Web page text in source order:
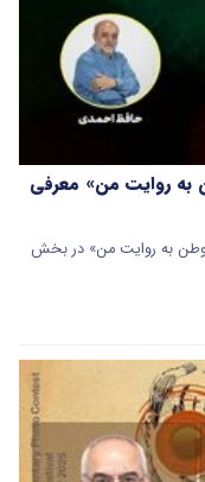
روایت من» معرفی
به روایت من» در بخش